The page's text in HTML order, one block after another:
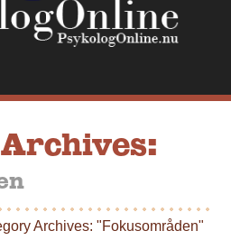
Archives: "Fokusområden"